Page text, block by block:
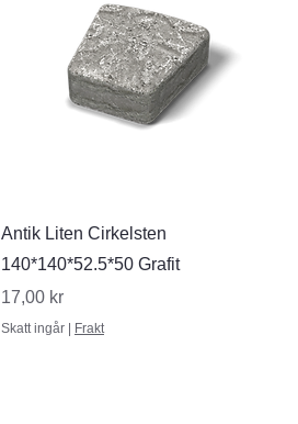
Snabbvisning
Antik Liten Cirkelsten
140*140*52.5*50 Grafit
Pris
17,00 kr
Skatt ingår | Frakt